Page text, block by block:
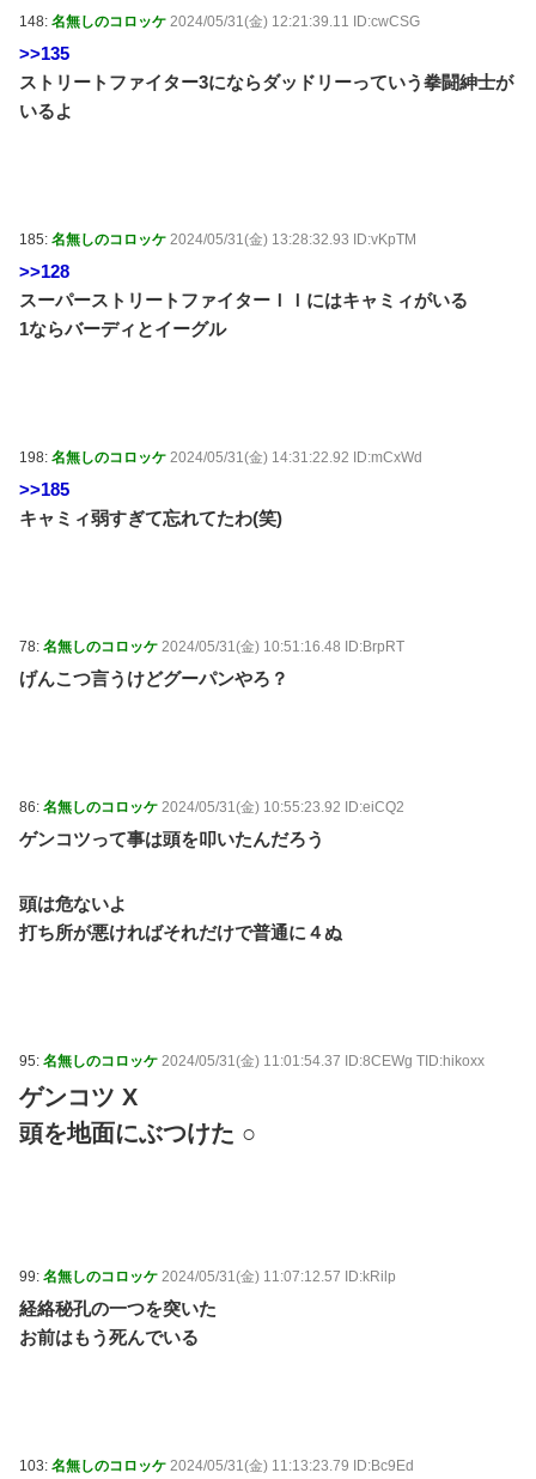
148: 名無しのコロッケ 2024/05/31(金) 12:21:39.11 ID:cwCSG
>>135
ストリートファイター3にならダッドリーっていう拳闘紳士が
いるよ
185: 名無しのコロッケ 2024/05/31(金) 13:28:32.93 ID:vKpTM
>>128
スーパーストリートファイターＩＩにはキャミィがいる
1ならバーディとイーグル
198: 名無しのコロッケ 2024/05/31(金) 14:31:22.92 ID:mCxWd
>>185
キャミィ弱すぎて忘れてたわ(笑)
78: 名無しのコロッケ 2024/05/31(金) 10:51:16.48 ID:BrpRT
げんこつ言うけどグーパンやろ？
86: 名無しのコロッケ 2024/05/31(金) 10:55:23.92 ID:eiCQ2
ゲンコツって事は頭を叩いたんだろう
頭は危ないよ
打ち所が悪ければそれだけで普通に４ぬ
95: 名無しのコロッケ 2024/05/31(金) 11:01:54.37 ID:8CEWg TID:hikoxx
ゲンコツ X
頭を地面にぶつけた ○
99: 名無しのコロッケ 2024/05/31(金) 11:07:12.57 ID:kRilp
経絡秘孔の一つを突いた
お前はもう死んでいる
103: 名無しのコロッケ 2024/05/31(金) 11:13:23.79 ID:Bc9Ed